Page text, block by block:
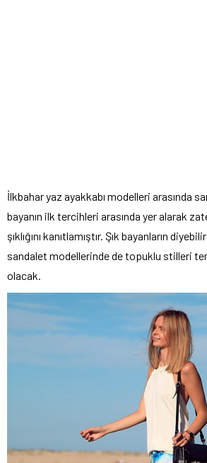
İlkbahar yaz ayakkabı modelleri arasında
bayanın ilk tercihleri arasında yer alarak
şıklığını kanıtlamıştır. Şık bayanların
sandalet modellerinde de topuklu stilleri
olacak.